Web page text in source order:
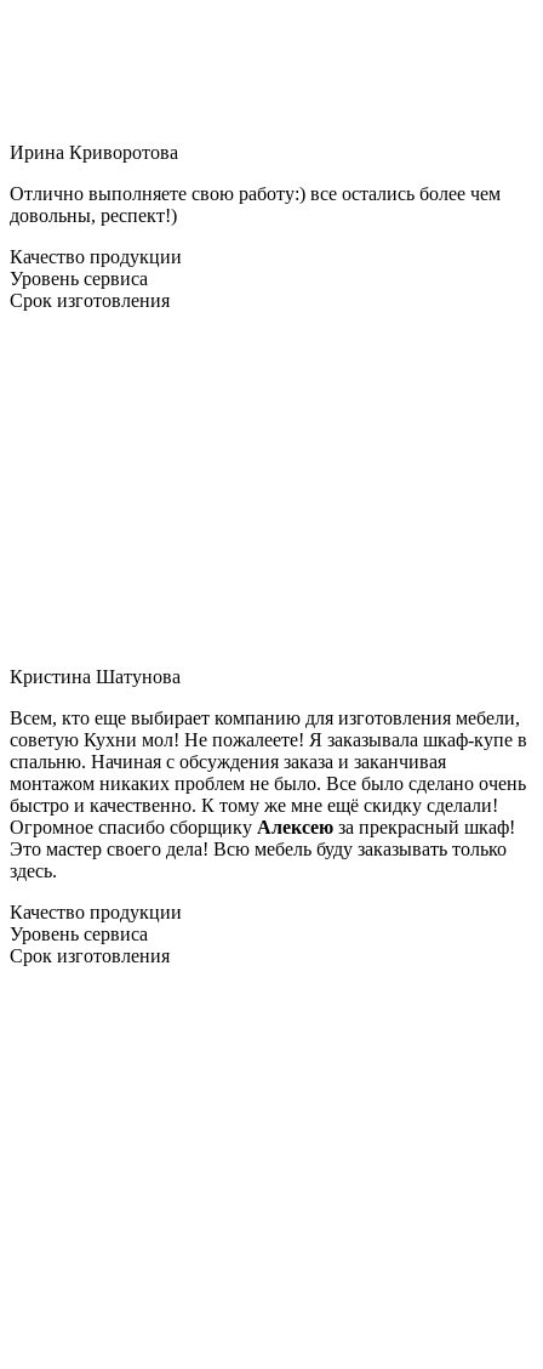
Ирина Криворотова
Отлично выполняете свою работу:) все остались более чем
довольны, респект!)
Качество продукции
Уровень сервиса
Срок изготовления
Кристина Шатунова
Всем, кто еще выбирает компанию для изготовления мебели,
советую Кухни мол! Не пожалеете! Я заказывала шкаф-купе в
спальню. Начиная с обсуждения заказа и заканчивая
монтажом никаких проблем не было. Все было сделано очень
быстро и качественно. К тому же мне ещё скидку сделали!
Огромное спасибо сборщику Алексею за прекрасный шкаф!
Это мастер своего дела! Всю мебель буду заказывать только
здесь.
Качество продукции
Уровень сервиса
Срок изготовления